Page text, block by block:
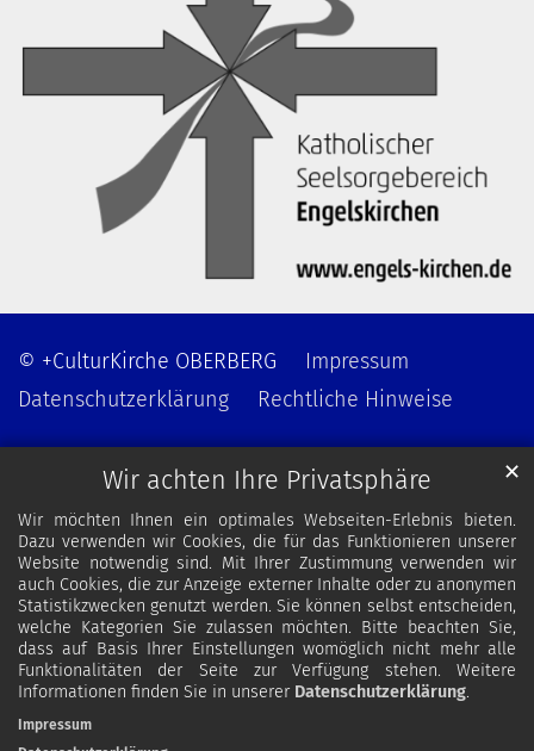
Wir achten Ihre Privatsphäre
Wir möchten Ihnen ein optimales Webseiten-Erlebnis bieten.
Dazu verwenden wir Cookies, die für das Funktionieren unserer
Website notwendig sind. Mit Ihrer Zustimmung verwenden wir
auch Cookies, die zur Anzeige externer Inhalte oder zu anonymen
Statistikzwecken genutzt werden. Sie können selbst entscheiden,
welche Kategorien Sie zulassen möchten. Bitte beachten Sie,
dass auf Basis Ihrer Einstellungen womöglich nicht mehr alle
Funktionalitäten der Seite zur Verfügung stehen. Weitere
Informationen finden Sie in unserer Datenschutzerklärung.
✕
Impressum
© +CulturKirche OBERBERG
Impressum
Datenschutzerklärung
Rechtliche Hinweise